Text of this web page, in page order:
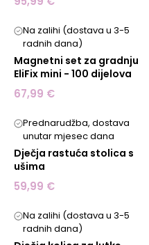
Na zalihi (dostava u 3-5
radnih dana)
Magnetni set za gradnju
EliFix mini - 100 dijelova
67,99 €
Prednarudžba, dostava
unutar mjesec dana
Dječja rastuća stolica s
ušima
59,99 €
Na zalihi (dostava u 3-5
radnih dana)